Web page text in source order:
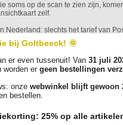
soms op de scan te zien zijn,
zelf.
Nederland: slechts het tarief van
EUR 35,- verzenden we gratis
kaart wordt zorgvuldig verpakt in
en bestel vandaag nog jouw
bij Goltbeeck! 🌞
er even tussenuit! Van 31 juli
worden er geen bestellingen
onze webwinkel blijft gewoon
bestellen.
25% op alle